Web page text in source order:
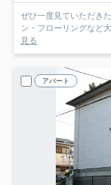
ぜひ一度見ていただき
ン・フローリングなど
見る
アパート